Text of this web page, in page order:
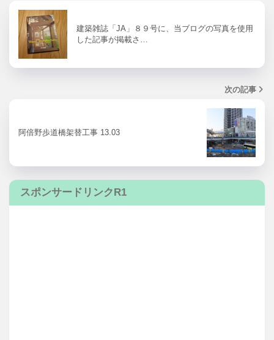
建築雑誌「JA」８９号に、当ブログの写真を使用
した記事が掲載さ…
次の記事
阿倍野歩道橋架替工事 13.03
スポンサードリンクR1